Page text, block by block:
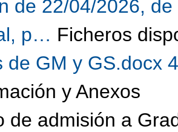
de 22/04/2026,
p… Ficheros
de GM y GS.docx
y Anexos
de admisión a